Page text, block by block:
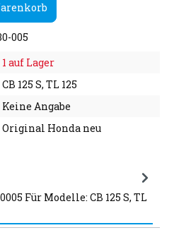
005
1 auf Lager
CB 125 S, TL 125
Keine Angabe
Original Honda neu
Für Modelle: CB 125 S, TL